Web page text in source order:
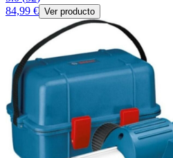
84,99 € Ver producto